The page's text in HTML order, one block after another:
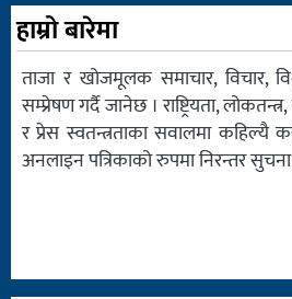
हाम्रो बारेमा
ताजा र खोजमूलक समाचार, विचार,
सम्प्रेषण गर्दै जानेछ । राष्ट्रियता,
र प्रेस स्वतन्त्रताका सवालमा
अनलाइन पत्रिकाको रुपमा निरन्तर